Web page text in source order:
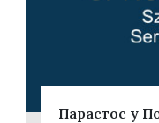
Парастос у